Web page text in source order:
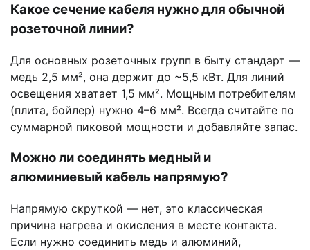
Какое сечение кабеля нужно для обычной
розеточной линии?
Для основных розеточных групп в быту стандарт —
медь 2,5 мм², она держит до ~5,5 кВт. Для линий
освещения хватает 1,5 мм². Мощным потребителям
(плита, бойлер) нужно 4–6 мм². Всегда считайте по
суммарной пиковой мощности и добавляйте запас.
Можно ли соединять медный и
алюминиевый кабель напрямую?
Напрямую скруткой — нет, это классическая
причина нагрева и окисления в месте контакта.
Если нужно соединить медь и алюминий,